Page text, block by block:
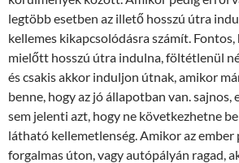
legtöbb esetben az illető hosszú útra
kellemes kikapcsolódásra számít.
mielőtt hosszú útra indulna, föltétlenül
és csakis akkor induljon útnak, amikor
benne, hogy az jó állapotban van. sajnos,
sem jelenti azt, hogy ne következhetne
látható kellemetlenség. Amikor az ember
forgalmas úton, vagy autópályán ragad,